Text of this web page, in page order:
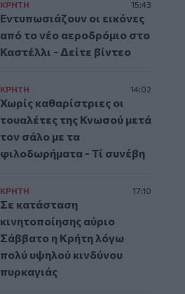
ΚΡΗΤΗ 15:43
Εντυπωσιάζουν οι εικόνες
από το νέο αεροδρόμιο στο
Καστέλλι - Δείτε βίντεο
ΚΡΗΤΗ 14:02
Χωρίς καθαρίστριες οι
τουαλέτες της Κνωσού μετά
τον σάλο με τα
φιλοδωρήματα - Τί συνέβη
ΚΡΗΤΗ 17:10
Σε κατάσταση
κινητοποίησης αύριο
Σάββατο η Κρήτη λόγω
πολύ υψηλού κινδύνου
πυρκαγιάς